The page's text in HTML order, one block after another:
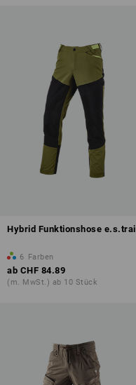
Hybrid Funktionshose e.s.trail
6 Farben
ab CHF 84.89
(m. MwSt.) ab 10 Stück